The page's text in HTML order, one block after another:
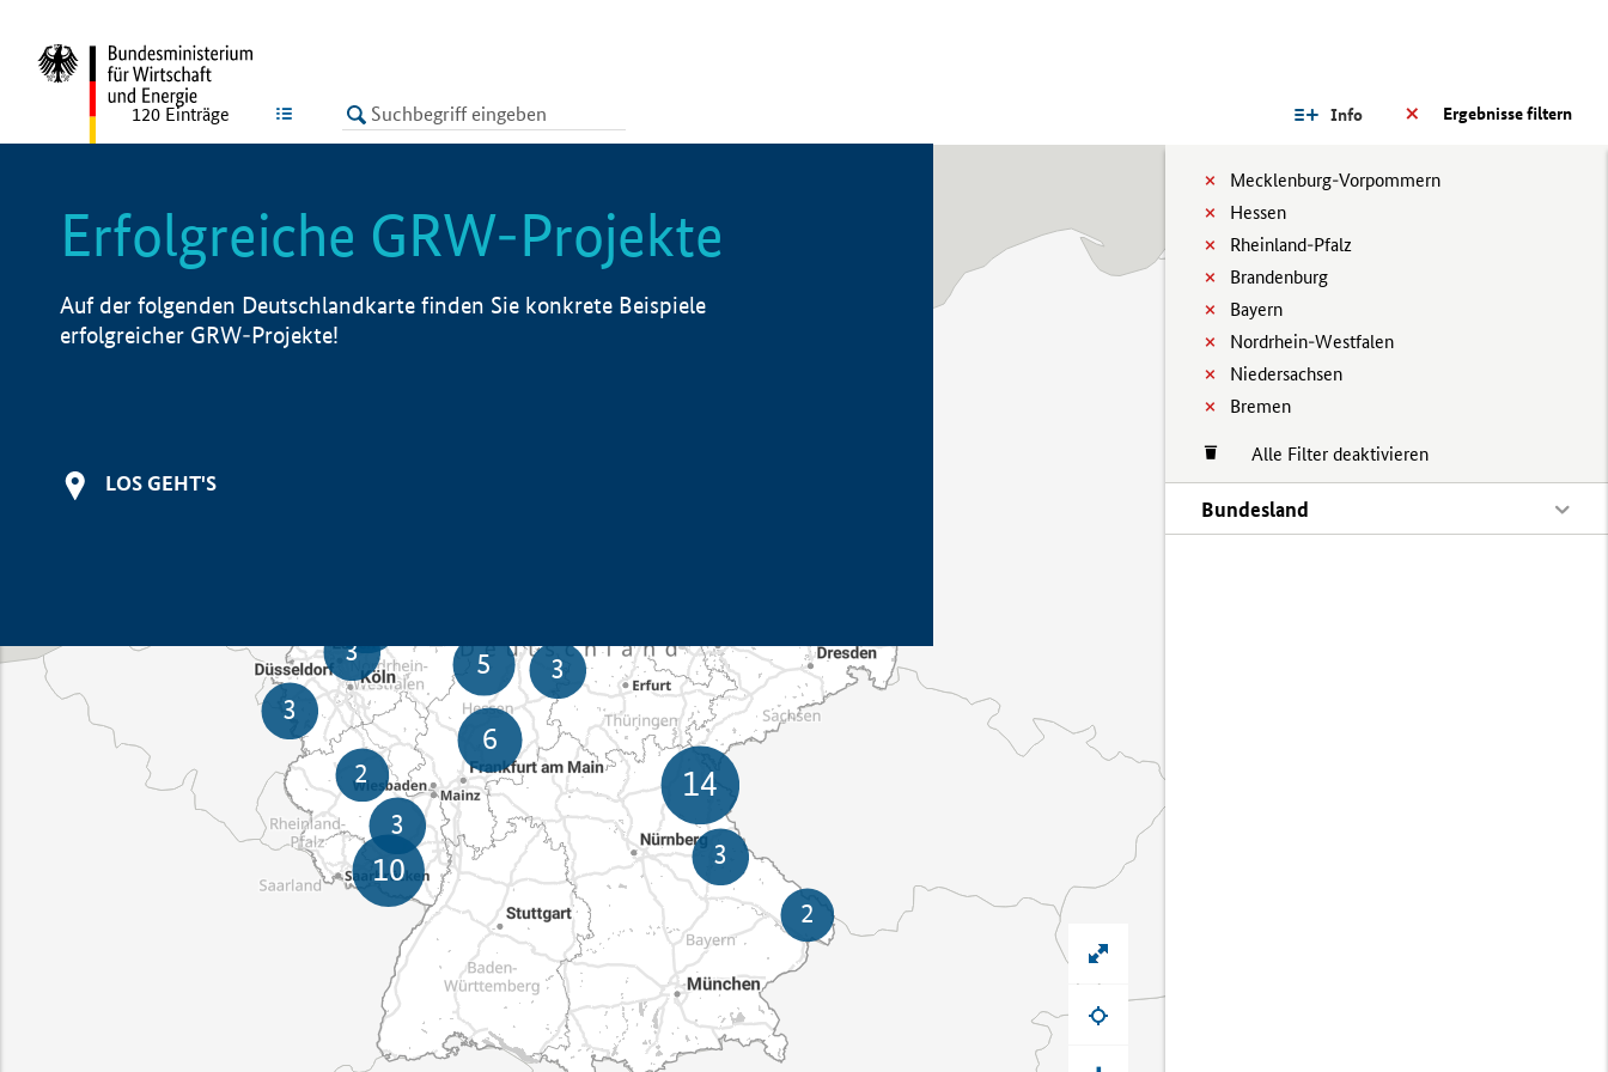
LISTE Ergebnisse filtern
Info
Mecklenburg-Vorpommern
Hessen
Rheinland-Pfalz
Brandenburg
Bayern
Nordrhein-Westfalen
Niedersachsen
Bremen
Alle Filter deaktivieren
Bundesland
120 Einträge
Erfolgreiche GRW-Projekte
Auf der folgenden Deutschlandkarte finden Sie konkrete Beispiele
erfolgreicher GRW-Projekte!
LOS GEHT'S